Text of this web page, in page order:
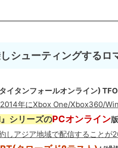
シューティングするロ
イタンフォールオンライン) TFO
年にXbox One/Xbox360/
シリーズのPCオンライン版
しアジア地域で配信することが